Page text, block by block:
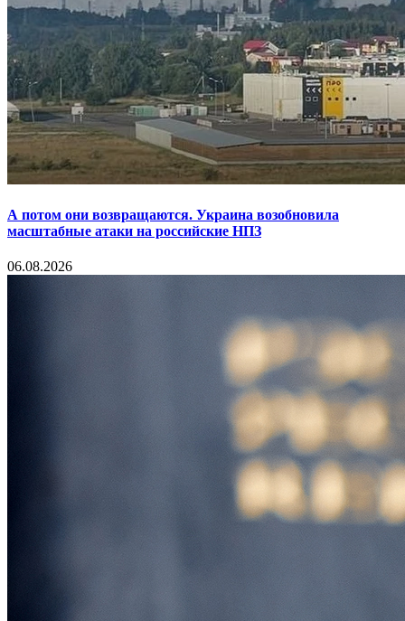
А потом они возвращаются. Украина возобновила
масштабные атаки на российские НПЗ
06.08.2026